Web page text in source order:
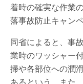
着時の確実な作業
落事故防止キャン
同省によると、事
業時のワッシャー
掃や各部位への潤